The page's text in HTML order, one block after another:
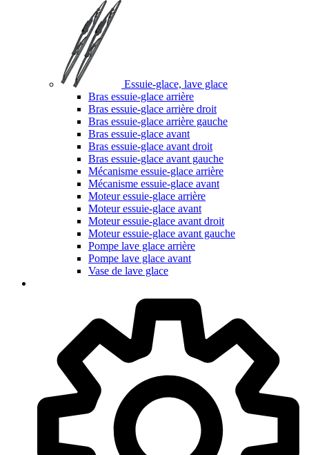
Essuie-glace, lave glace
Bras essuie-glace arrière
Bras essuie-glace arrière droit
Bras essuie-glace arrière gauche
Bras essuie-glace avant
Bras essuie-glace avant droit
Bras essuie-glace avant gauche
Mécanisme essuie-glace arrière
Mécanisme essuie-glace avant
Moteur essuie-glace arrière
Moteur essuie-glace avant
Moteur essuie-glace avant droit
Moteur essuie-glace avant gauche
Pompe lave glace arrière
Pompe lave glace avant
Vase de lave glace